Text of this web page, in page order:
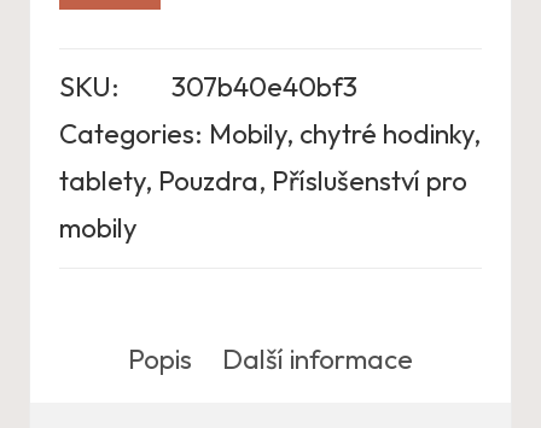
SKU:
307b40e40bf3
Categories: Mobily, chytré hodinky,
tablety, Pouzdra, Příslušenství pro
mobily
Popis Další informace